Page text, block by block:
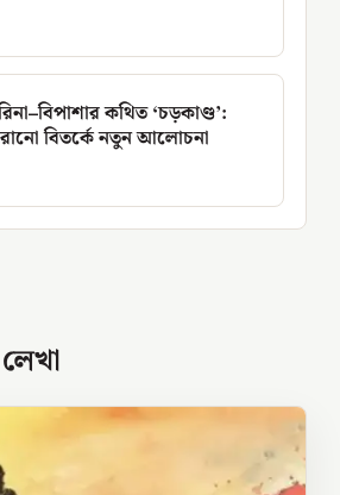
কথিত ‘চড়কাণ্ড’:
বিতর্কে নতুন আলোচনা